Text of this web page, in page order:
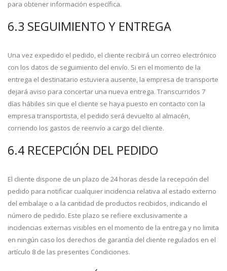
para obtener información específica.
6.3 SEGUIMIENTO Y ENTREGA
Una vez expedido el pedido, el cliente recibirá un correo electrónico
con los datos de seguimiento del envío. Si en el momento de la
entrega el destinatario estuviera ausente, la empresa de transporte
dejará aviso para concertar una nueva entrega. Transcurridos 7
días hábiles sin que el cliente se haya puesto en contacto con la
empresa transportista, el pedido será devuelto al almacén,
corriendo los gastos de reenvío a cargo del cliente.
6.4 RECEPCIÓN DEL PEDIDO
El cliente dispone de un plazo de 24 horas desde la recepción del
pedido para notificar cualquier incidencia relativa al estado externo
del embalaje o a la cantidad de productos recibidos, indicando el
número de pedido. Este plazo se refiere exclusivamente a
incidencias externas visibles en el momento de la entrega y no limita
en ningún caso los derechos de garantía del cliente regulados en el
artículo 8 de las presentes Condiciones.